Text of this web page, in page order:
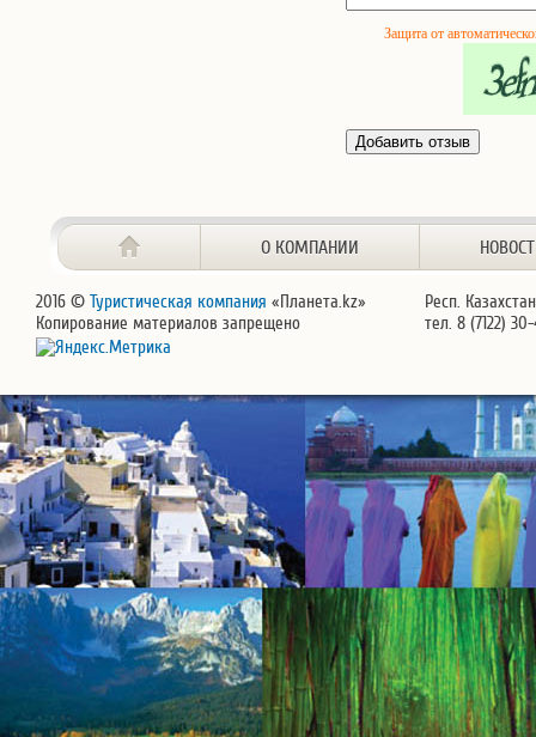
Защита от
О КОМПАНИИ
2016 © Туристическая компания «Планета.kz»
Копирование материалов запрещено
Респ.
тел. 8 (7122)